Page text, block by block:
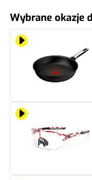
Wybrane okazje